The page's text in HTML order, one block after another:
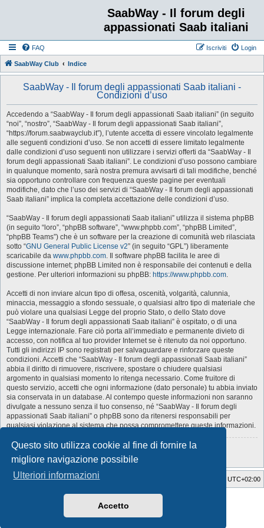
Questo sito utilizza cookie al fine di fornire la
migliore navigazione possibile
Ulteriori informazioni
Accetto
SaabWay - Il forum degli
appassionati Saab italiani
FAQ Login
Iscriviti
SaabWay Club Indice
SaabWay - Il forum degli appassionati Saab italiani -
Condizioni d’uso
Accedendo a “SaabWay - Il forum degli appassionati Saab italiani” (in seguito
“noi”, “nostro”, “SaabWay - Il forum degli appassionati Saab italiani”,
“https://forum.saabwayclub.it”), l’utente accetta di essere vincolato legalmente
alle seguenti condizioni d’uso. Se non accetti di essere limitato legalmente
dalle condizioni d’uso seguenti non utilizzare i servizi offerti da “SaabWay - Il
forum degli appassionati Saab italiani”. Le condizioni d’uso possono cambiare
in qualunque momento, sarà nostra premura avvisarti di tali modifiche, benché
sia opportuno controllare con frequenza queste pagine per eventuali
modifiche, dato che l’uso dei servizi di “SaabWay - Il forum degli appassionati
Saab italiani” implica la completa accettazione delle condizioni d’uso.
“SaabWay - Il forum degli appassionati Saab italiani” utilizza il sistema phpBB
(in seguito “loro”, “phpBB software”, “www.phpbb.com”, “phpBB Limited”,
“phpBB Teams”) che è un software per la creazione di comunità web rilasciata
sotto “GNU General Public License v2” (in seguito “GPL”) liberamente
scaricabile da www.phpbb.com. Il software phpBB facilita le aree di
discussione internet; phpBB Limited non è responsabile dei contenuti e della
gestione. Per ulteriori informazioni su phpBB: https://www.phpbb.com.
Accetti di non inviare alcun tipo di offesa, oscenità, volgarità, calunnia,
minaccia, messaggio a sfondo sessuale, o qualsiasi altro tipo di materiale che
può violare una qualsiasi Legge del proprio Stato, o dello Stato dove
“SaabWay - Il forum degli appassionati Saab italiani” è ospitato, o di una
Legge internazionale. Fare ciò porta all’immediato e permanente divieto di
accesso, con notifica al tuo provider Internet se è ritenuto da noi opportuno.
Tutti gli indirizzi IP sono registrati per salvaguardare e rinforzare queste
condizioni. Accetti che “SaabWay - Il forum degli appassionati Saab italiani”
abbia il diritto di rimuovere, riscrivere, spostare o chiudere qualsiasi
argomento in qualsiasi momento lo ritenga necessario. Come fruitore di
questo servizio, accetti che ogni informazione (dato personale) tu abbia inviato
sia conservata in un database. Al contempo queste informazioni non saranno
divulgate a nessuno senza il tuo consenso, né “SaabWay - Il forum degli
appassionati Saab italiani” o phpBB sono da ritenersi responsabili per
qualsiasi violazione al sistema che possa compromettere queste informazioni.
Torna alla pagina precedente
SaabWay Club Indice UTC+02:00
GTA game
phpBB® Forum Software © phpBB Limited
phpBB-Italia.it